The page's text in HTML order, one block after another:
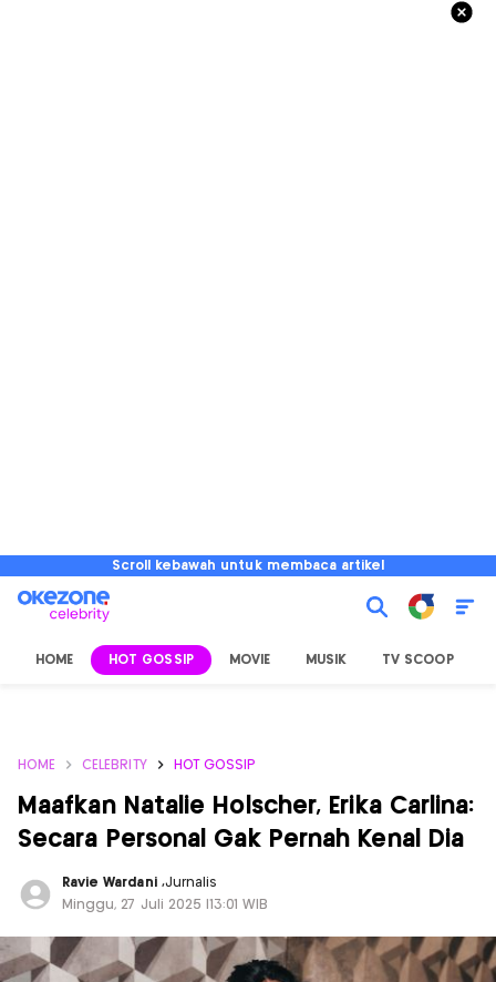
Scroll kebawah untuk membaca artikel
HOME HOT GOSSIP MOVIE MUSIK TV SCOOP
HOME CELEBRITY HOT GOSSIP
Maafkan Natalie Holscher, Erika Carlina:
Secara Personal Gak Pernah Kenal Dia
Ravie Wardani ,Jurnalis
Minggu, 27 Juli 2025 |13:01 WIB